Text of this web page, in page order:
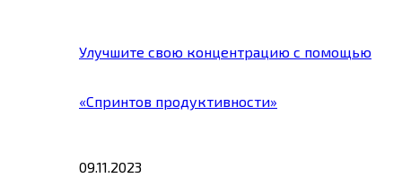
Улучшите свою концентрацию с помощью
«Спринтов продуктивности»
09.11.2023